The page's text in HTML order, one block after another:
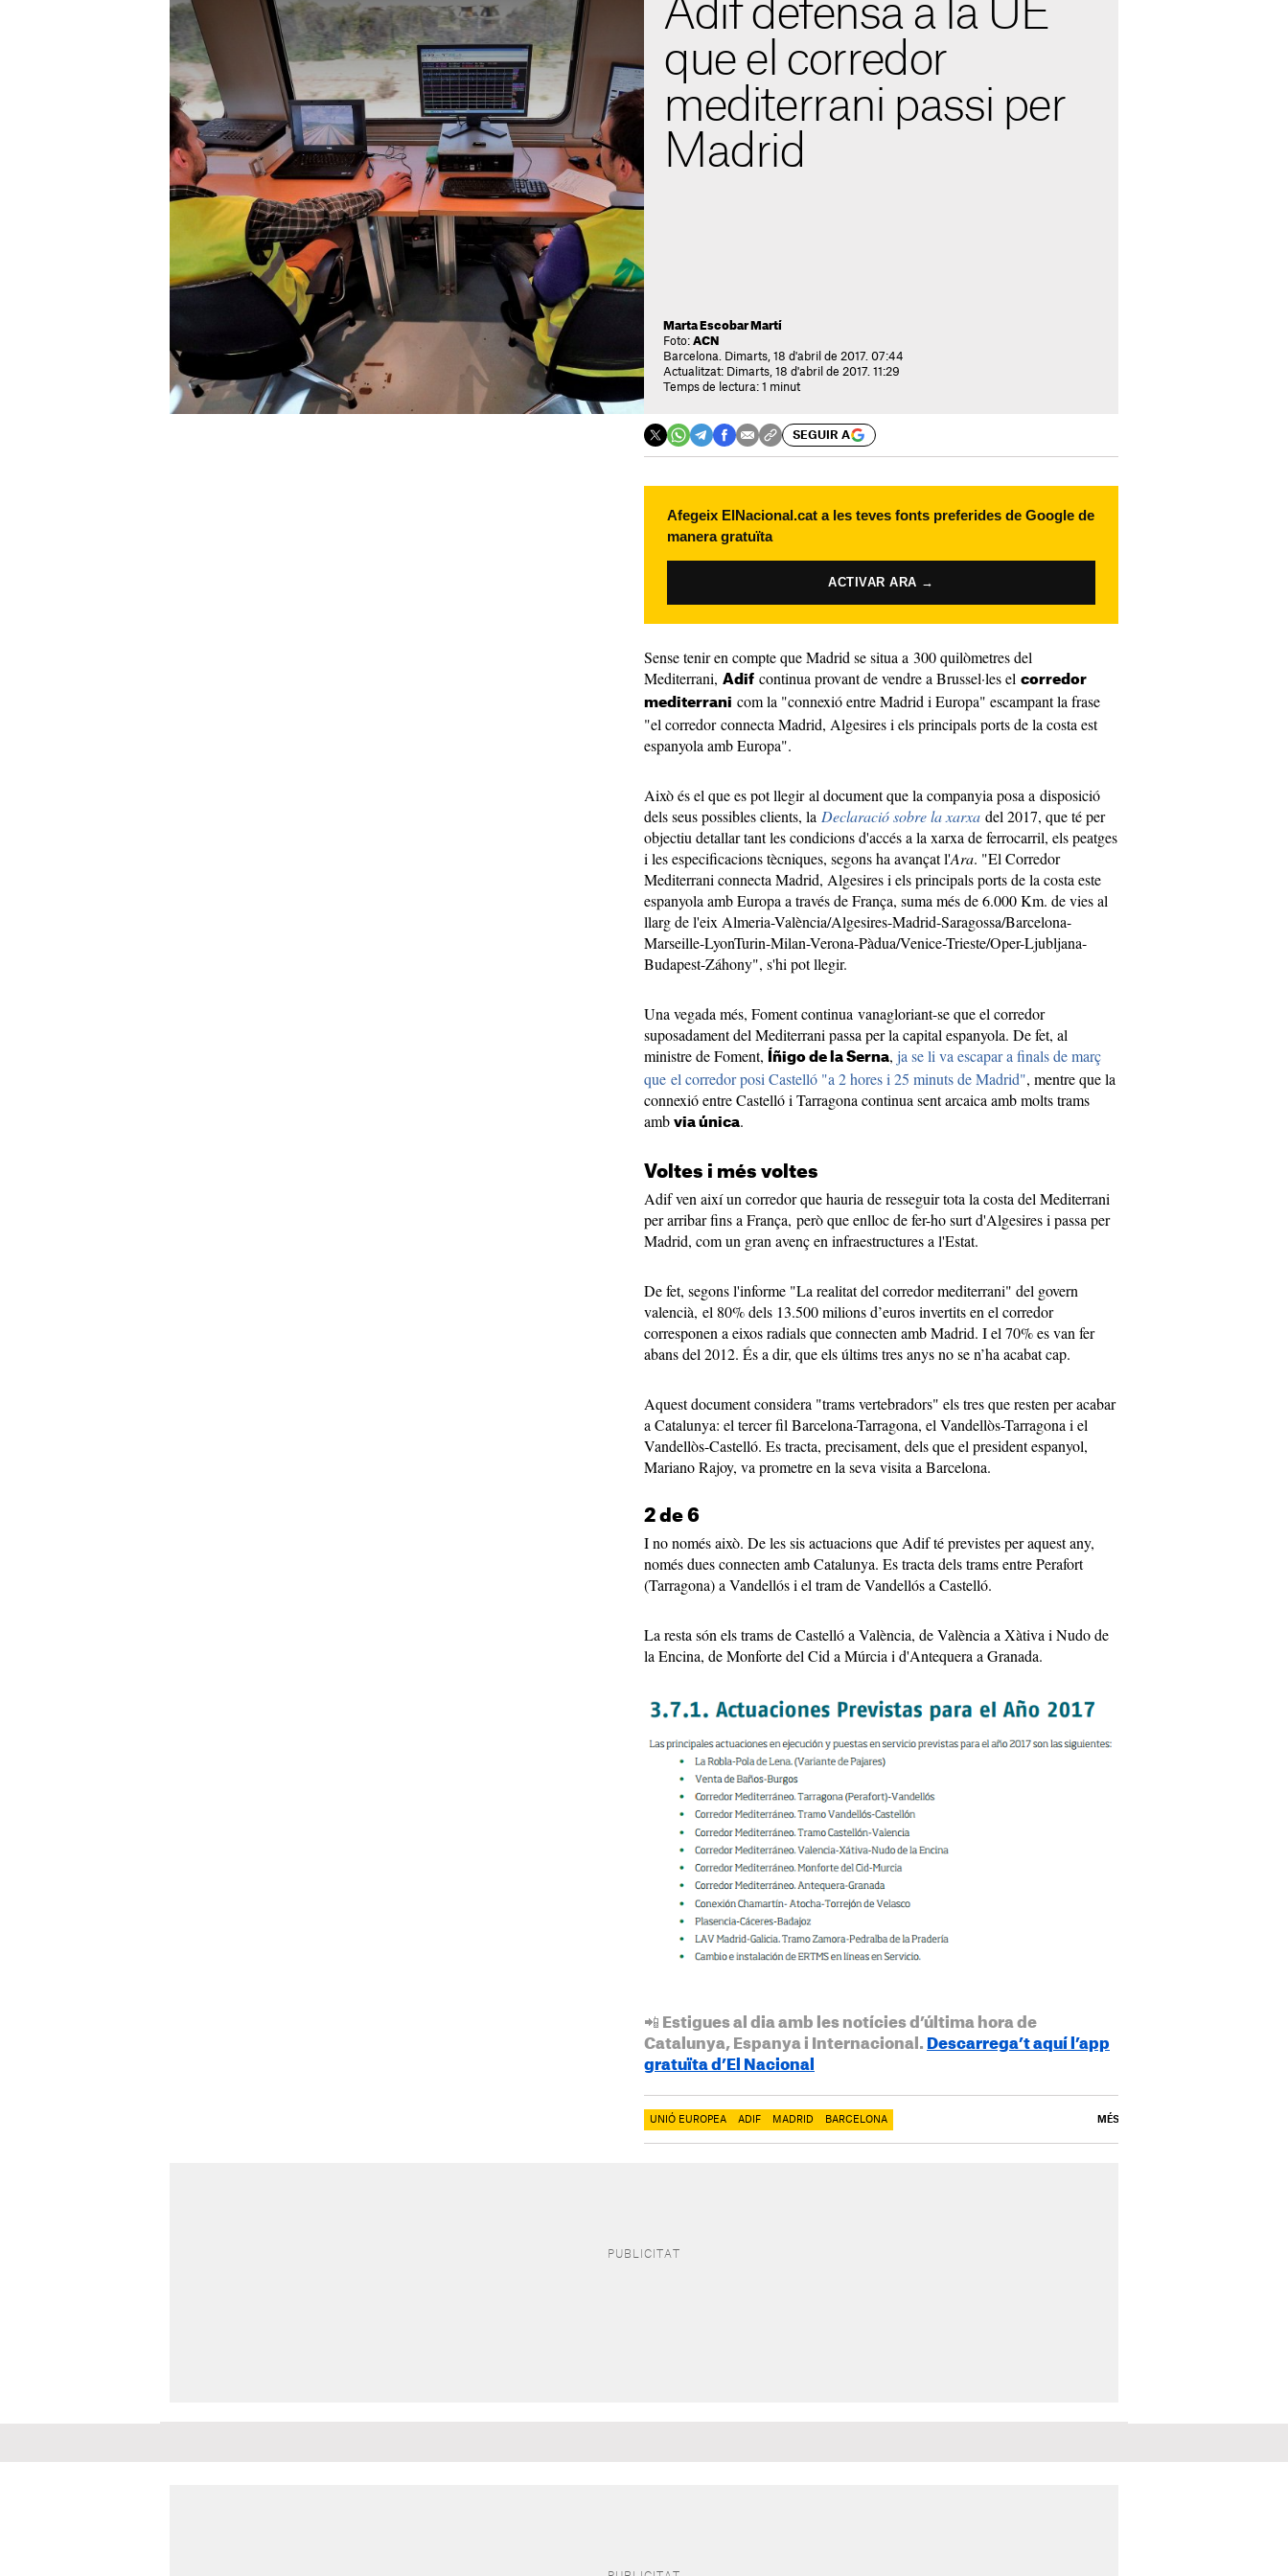
Adif defensa a la UE
que el corredor
mediterrani passi per
Madrid
Marta Escobar Martí
Foto: ACN
Barcelona. Dimarts, 18 d'abril de 2017. 07:44
Actualitzat: Dimarts, 18 d'abril de 2017. 11:29
Temps de lectura: 1 minut
SEGUIR A
Afegeix ElNacional.cat a les teves fonts preferides de Google de
manera gratuïta
ACTIVAR ARA →
Sense tenir en compte que Madrid se situa a 300 quilòmetres del
Mediterrani, Adif continua provant de vendre a Brussel·les el corredor
mediterrani com la "connexió entre Madrid i Europa" escampant la frase
"el corredor connecta Madrid, Algesires i els principals ports de la costa est
espanyola amb Europa".
Això és el que es pot llegir al document que la companyia posa a disposició
dels seus possibles clients, la Declaració sobre la xarxa del 2017, que té per
objectiu detallar tant les condicions d'accés a la xarxa de ferrocarril, els peatges
i les especificacions tècniques, segons ha avançat l'Ara. "El Corredor
Mediterrani connecta Madrid, Algesires i els principals ports de la costa este
espanyola amb Europa a través de França, suma més de 6.000 Km. de vies al
llarg de l'eix Almeria-València/Algesires-Madrid-Saragossa/Barcelona-
Marseille-LyonTurin-Milan-Verona-Pàdua/Venice-Trieste/Oper-Ljubljana-
Budapest-Záhony", s'hi pot llegir.
Una vegada més, Foment continua vanagloriant-se que el corredor
suposadament del Mediterrani passa per la capital espanyola. De fet, al
ministre de Foment,
Íñigo de la Serna, ja se li va escapar a finals de març
que el corredor posi Castelló "a 2 hores i 25 minuts de Madrid", mentre que la
connexió entre Castelló i Tarragona continua sent arcaica amb molts trams
amb via única.
Voltes i més voltes
Adif ven així un corredor que hauria de resseguir tota la costa del Mediterrani
per arribar fins a França, però que enlloc de fer-ho surt d'Algesires i passa per
Madrid, com un gran avenç en infraestructures a l'Estat.
De fet, segons l'informe "La realitat del corredor mediterrani" del govern
valencià, el 80% dels 13.500 milions d’euros invertits en el corredor
corresponen a eixos radials que connecten amb Madrid. I el 70% es van fer
abans del 2012. És a dir, que els últims tres anys no se n’ha acabat cap.
Aquest document considera "trams vertebradors" els tres que resten per acabar
a Catalunya: el tercer fil Barcelona-Tarragona, el Vandellòs-Tarragona i el
Vandellòs-Castelló. Es tracta, precisament, dels que el president espanyol,
Mariano Rajoy, va prometre en la seva visita a Barcelona.
2 de 6
I no només això. De les sis actuacions que Adif té previstes per aquest any,
només dues connecten amb Catalunya. Es tracta dels trams entre Perafort
(Tarragona) a Vandellós i el tram de Vandellós a Castelló.
La resta són els trams de Castelló a València, de València a Xàtiva i Nudo de
la Encina, de Monforte del Cid a Múrcia i d'Antequera a Granada.
📲 Estigues al dia amb les notícies d’última hora de
Catalunya, Espanya i Internacional. Descarrega’t aquí l’app
gratuïta d’El Nacional
UNIÓ EUROPEA ADIF MADRID BARCELONA MÉS